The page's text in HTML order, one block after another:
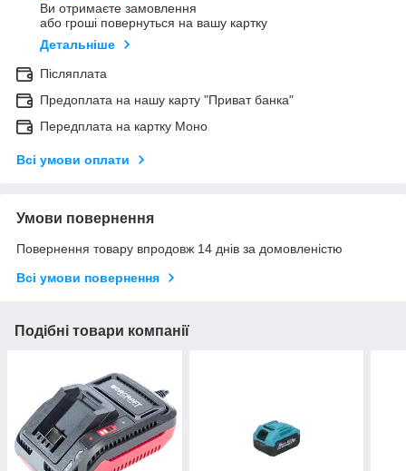
Ви отримаєте замовлення
або гроші повернуться на вашу картку
Детальніше
Післяплата
Предоплата на нашу карту "Приват банка"
Передплата на картку Моно
Всі умови оплати
Умови повернення
Повернення товару впродовж 14 днів за домовленістю
Всі умови повернення
Подібні товари компанії